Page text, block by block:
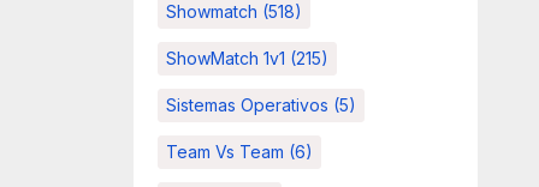
Showmatch (518)
ShowMatch 1v1 (215)
Sistemas Operativos (5)
Team Vs Team (6)